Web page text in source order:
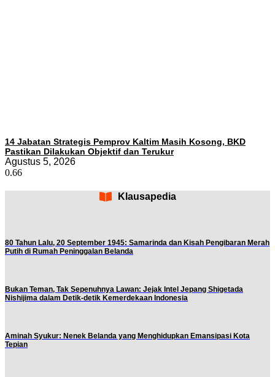
14 Jabatan Strategis Pemprov Kaltim Masih Kosong, BKD
Pastikan Dilakukan Objektif dan Terukur
Agustus 5, 2026
Klausapedia
80 Tahun Lalu, 20 September 1945: Samarinda dan Kisah Pengibaran Merah
Putih di Rumah Peninggalan Belanda
Bukan Teman, Tak Sepenuhnya Lawan: Jejak Intel Jepang Shigetada
Nishijima dalam Detik-detik Kemerdekaan Indonesia
Aminah Syukur: Nenek Belanda yang Menghidupkan Emansipasi Kota
Tepian